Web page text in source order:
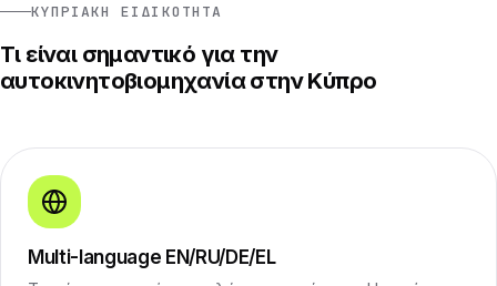
ΚΥΠΡΙΑΚΉ ΕΙΔΙΚΌΤΗΤΑ
Τι είναι σημαντικό για την
αυτοκινητοβιομηχανία στην Κύπρο
Multi-language EN/RU/DE/EL